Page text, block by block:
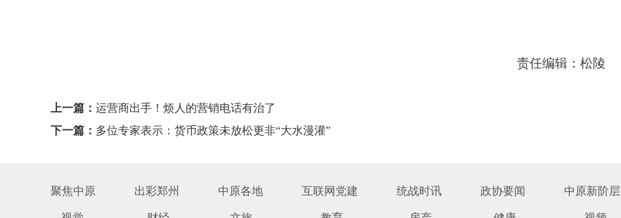
责任编辑：松陵
上一篇： 运营商出手！烦人的营销电话有治了
下一篇： 多位专家表示：货币政策未放松更非“大水漫灌”
聚焦中原 出彩郑州 中原各地 互联网党建 统战时讯 政协要闻 中原新阶层